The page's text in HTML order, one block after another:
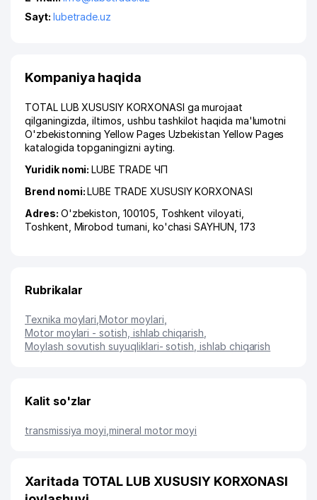
Sayt: lubetrade.uz
Kompaniya haqida
TOTAL LUB XUSUSIY KORXONASI ga murojaat
qilganingizda, iltimos, ushbu tashkilot haqida ma'lumotni
O'zbekistonning Yellow Pages Uzbekistan Yellow Pages
katalogida topganingizni ayting.
Yuridik nomi:LUBE TRADE ЧП
Brend nomi:LUBE TRADE XUSUSIY KORXONASI
Adres: O'zbekiston, 100105, Toshkent viloyati
Toshkent Mirobod tumani ko'chasi SAYHUN , 173
Rubrikalar
Texnika moylari ,Motor moylari
Motor moylari - sotish, ishlab chiqarish
Moylash sovutish suyuqliklari- sotish, ishlab chiqarish
Kalit so'zlar
transmissiya moyi ,mineral motor moyi
Xaritada TOTAL LUB XUSUSIY KORXONASI